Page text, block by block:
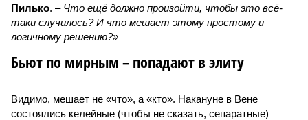
Пилько. – Что ещё должно произойти, чтобы это всё-
таки случилось? И что мешает этому простому и
логичному решению?»
Бьют по мирным – попадают в элиту
Видимо, мешает не «что», а «кто». Накануне в Вене
состоялись келейные (чтобы не сказать, сепаратные)